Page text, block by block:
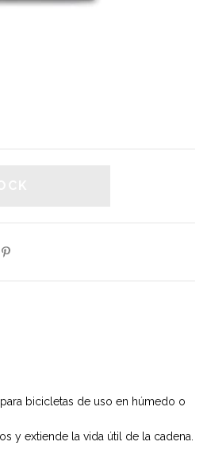
bicicletas de uso en húmedo o
y extiende la vida útil de la cadena.